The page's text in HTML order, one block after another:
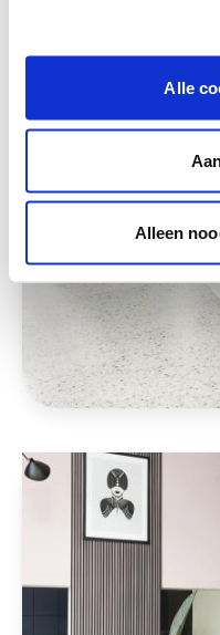
Alle
Alleen